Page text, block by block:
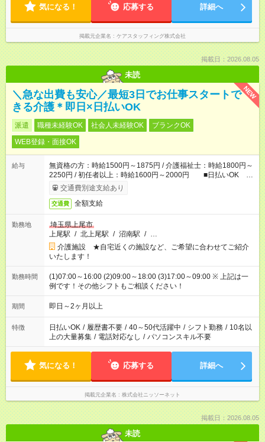
気になる！ 応募する 詳細へ
掲載元企業名 ケアスタッフィング株式会社
掲載日：2026.08.05
未読
NEW
＼急な出費も安心／最短3日でお仕事スタートで
きる介護＊即日×日払いOK
派遣 職種未経験OK 社会人未経験OK
ブランクOK
WEB登録・面接OK
給与
無資格の方：時給1500円～1875円 / 介護福祉士：時給1800円～
2250円 / 初任者以上：時給1600円～2000円 ■日払いOK ■
日収例：1万2000円（時給1500円×8h）
交通費別途支給あり
交通費 全額支給
勤務地
埼玉県上尾市
上尾駅 / 北上尾駅 / 沼南駅 / …
介護施設 ★自宅近くの施設など、ご希望に合わせてご紹介
いたします！
勤務時間
(1)07:00～16:00 (2)09:00～18:00 (3)17:00～09:00 ※ 上記は一
例です！その他シフトもご相談ください！
期間 即日～2ヶ月以上
特徴 日払いOK / 履歴書不要 / 40～50代活躍中 / シフト勤務 / 10名以
上の大量募集 / 電話対応なし / パソコンスキル不要
気になる！ 応募する 詳細へ
掲載元企業名 株式会社ニッソーネット
掲載日：2026.08.05
未読